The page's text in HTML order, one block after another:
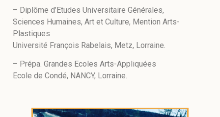
– Diplôme d’Etudes Universitaire Générales,
Sciences Humaines, Art et Culture, Mention Arts-
Plastiques
Université François Rabelais, Metz, Lorraine.
– Prépa. Grandes Ecoles Arts-Appliquées
Ecole de Condé, NANCY, Lorraine.